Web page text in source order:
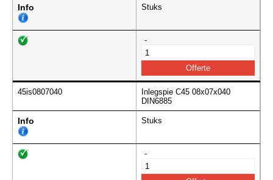
Info Stuks
-
45is0807040
Inlegspie C45 08x07x040
DIN6885
Info Stuks
-